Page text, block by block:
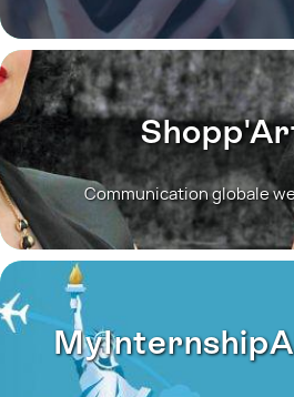
Communication globale